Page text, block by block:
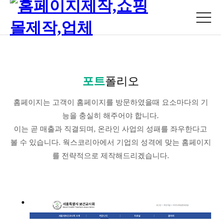
포트폴리오
홈페이지는 고객이 홈페이지를 방문하였을때 요소마다의 기
능을 충실히 해주어야 합니다.
이는 곧 매출과 직결되며, 온라인 사업의 성패를 좌우한다고
볼 수 있습니다. 웍스코리아에서 기업의 성격에 맞는 홈페이지
를 전략적으로 제작해드리겠습니다.